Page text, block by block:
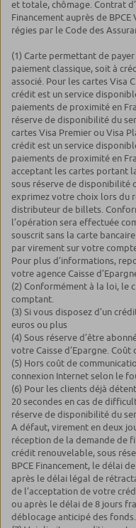
et totale, chômage. Contrat
Financement auprès de BPCE
régies par le Code des
(1) Carte permettant de
paiement classique, soit à
associé. Pour les cartes Visa
crédit est un service
paiements de proximité en
réserve de disponibilité du
cartes Visa Premier ou Visa
crédit est un service
paiements de proximité en
acceptant les cartes portant
sous réserve de disponibilité
exprimez votre choix lors du
distributeur de billets.
l’opération sera effectuée
souscrit sans la carte
par virement sur votre
Pour plus d’informations,
votre agence Caisse
(2) Conformément à la loi, le
comptant.
(3) Si vous disposez d’un
euros ou plus
(4) Sous réserve d’être
votre Caisse d’Epargne.
(5) Hors coût de
connexion Internet selon le
(6) Pour les clients déjà
20 secondes en cas de
réserve de disponibilité du
A défaut, virement en deux
réception de la demande de
crédit renouvelable, sous
BPCE Financement, le délai
après le délai légal de
de l’acceptation de votre
ou après le délai de 8 jours
déblocage anticipé des fonds.